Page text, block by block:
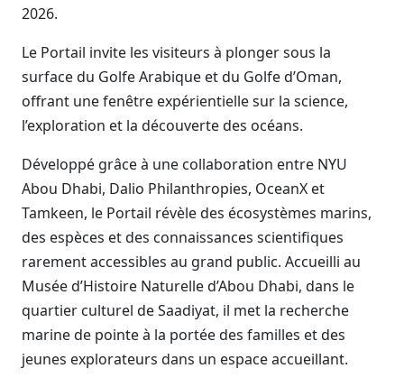
2026.
Le Portail invite les visiteurs à plonger sous la
surface du Golfe Arabique et du Golfe d’Oman,
offrant une fenêtre expérientielle sur la science,
l’exploration et la découverte des océans.
Développé grâce à une collaboration entre NYU
Abou Dhabi, Dalio Philanthropies, OceanX et
Tamkeen, le Portail révèle des écosystèmes marins,
des espèces et des connaissances scientifiques
rarement accessibles au grand public. Accueilli au
Musée d’Histoire Naturelle d’Abou Dhabi, dans le
quartier culturel de Saadiyat, il met la recherche
marine de pointe à la portée des familles et des
jeunes explorateurs dans un espace accueillant.